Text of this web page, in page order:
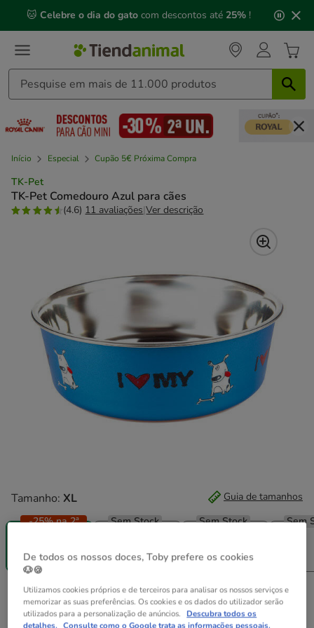
mensagem,
🐱 Celebre o dia do gato com descontos até 25% !
Início Especial Cupão 5€ Próxima Compra
TK-Pet
TK-Pet Comedouro Azul para cães
(4.6) 11 avaliações|Ver descrição
Tamanho: XL Guia de tamanhos
-25% na 2ª
14.99€
Sem Stock
10.99€
Sem Stock
7.99€
Sem
Preço 14.99€
14.99€
De todos os nossos doces, Toby prefere os cookies
🐶🍪
Utilizamos cookies próprios e de terceiros para analisar os nossos serviços e
memorizar as suas preferências. Os cookies e os dados do utilizador serão
utilizados para a personalização de anúncios. Descubra todos os
detalhes. Consulte como o Google trata as informações pessoais.